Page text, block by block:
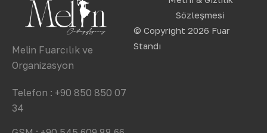
Melin Fuarcılık ve
Organizasyon
Telefon : +90 850 850 07
34
Sözleşmesi
© Copyright 2026 Fuar
Standı